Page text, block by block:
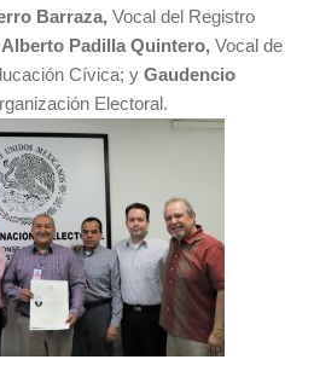
Barraza, Vocal del Registro
Padilla Quintero, Vocal de
Cívica; y Gaudencio
Electoral.